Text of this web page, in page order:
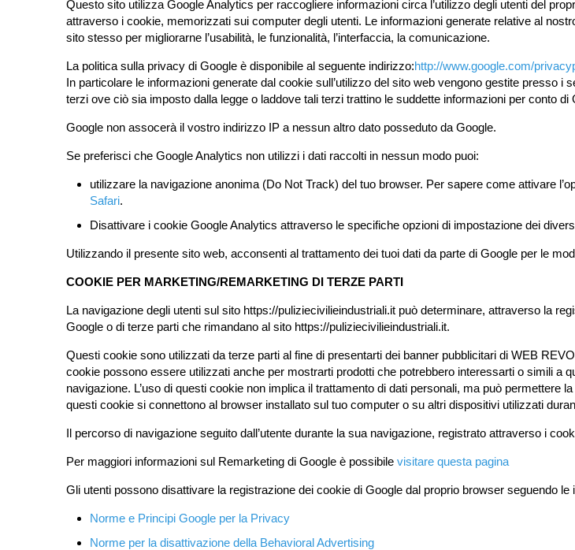
Questo sito utilizza Google Analytics per raccogliere informazioni circa l’utilizzo degli utenti del
attraverso i cookie, memorizzati sui computer degli utenti. Le informazioni generate relative al
sito stesso per migliorarne l’usabilità, le funzionalità, l’interfaccia, la comunicazione.
La politica sulla privacy di Google è disponibile al seguente indirizzo:http://www.google.com/
In particolare le informazioni generate dal cookie sull’utilizzo del sito web vengono gestite presso
terzi ove ciò sia imposto dalla legge o laddove tali terzi trattino le suddette informazioni per conto di
Google non assocerà il vostro indirizzo IP a nessun altro dato posseduto da Google.
Se preferisci che Google Analytics non utilizzi i dati raccolti in nessun modo puoi:
utilizzare la navigazione anonima (Do Not Track) del tuo browser. Per sapere come attivare
Safari.
Disattivare i cookie Google Analytics attraverso le specifiche opzioni di impostazione dei
Utilizzando il presente sito web, acconsenti al trattamento dei tuoi dati da parte di Google per le
COOKIE PER MARKETING/REMARKETING DI TERZE PARTI
La navigazione degli utenti sul sito https://puliziecivilieindustriali.it può determinare, attraverso la
Google o di terze parti che rimandano al sito https://puliziecivilieindustriali.it.
Questi cookie sono utilizzati da terze parti al fine di presentarti dei banner pubblicitari di WEB
cookie possono essere utilizzati anche per mostrarti prodotti che potrebbero interessarti o simili a
navigazione. L’uso di questi cookie non implica il trattamento di dati personali, ma può
questi cookie si connettono al browser installato sul tuo computer o su altri dispositivi utilizzati
Il percorso di navigazione seguito dall’utente durante la sua navigazione, registrato attraverso i
Per maggiori informazioni sul Remarketing di Google è possibile visitare questa pagina
Gli utenti possono disattivare la registrazione dei cookie di Google dal proprio browser seguendo le
Norme e Principi Google per la Privacy
Norme per la disattivazione della Behavioral Advertising